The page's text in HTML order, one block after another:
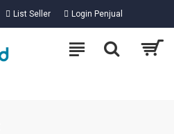
List Seller Login Penjual